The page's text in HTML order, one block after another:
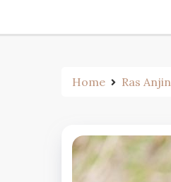
Home Ras